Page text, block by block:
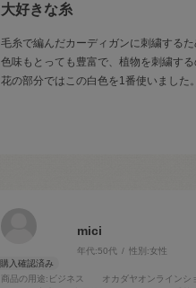
大好きな糸
毛糸で編んだカーディガンに刺繍する
色味もとっても豊富で、植物を刺繍す
花の部分ではこの白色を1番使いました
mici
年代:50代 性別:女性
商品の用途:ビジネス オカダヤオンラインシ